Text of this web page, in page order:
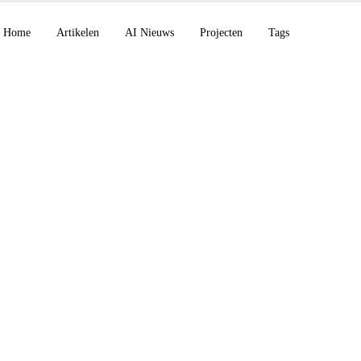
Home Artikelen AI Nieuws Projecten Tags